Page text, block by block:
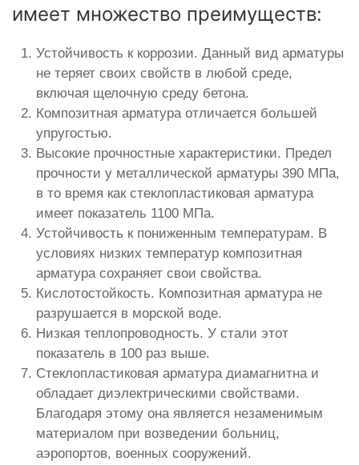
имеет множество преимуществ:
Устойчивость к коррозии. Данный вид арматуры
не теряет своих свойств в любой среде,
включая щелочную среду бетона.
Композитная арматура отличается большей
упругостью.
Высокие прочностные характеристики. Предел
прочности у металлической арматуры 390 МПа,
в то время как стеклопластиковая арматура
имеет показатель 1100 МПа.
Устойчивость к пониженным температурам. В
условиях низких температур композитная
арматура сохраняет свои свойства.
Кислотостойкость. Композитная арматура не
разрушается в морской воде.
Низкая теплопроводность. У стали этот
показатель в 100 раз выше.
Стеклопластиковая арматура диамагнитна и
обладает диэлектрическими свойствами.
Благодаря этому она является незаменимым
материалом при возведении больниц,
аэропортов, военных сооружений.